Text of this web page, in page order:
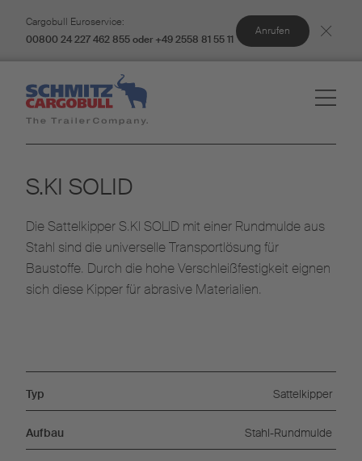
Cargobull Euroservice:
00800 24 227 462 855 oder +49 2558 81 55 11
Anrufen
S.KI SOLID
Die Sattelkipper S.KI SOLID mit einer Rundmulde aus
Stahl sind die universelle Transportlösung für
Baustoffe. Durch die hohe Verschleißfestigkeit eignen
sich diese Kipper für abrasive Materialien.
Typ Sattelkipper
Aufbau Stahl-Rundmulde